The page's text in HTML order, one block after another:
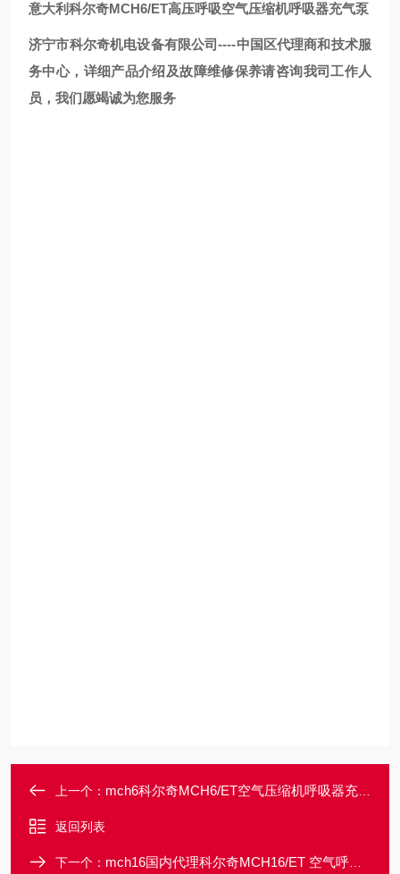
意大利科尔奇MCH6/ET高压呼吸空气压缩机呼吸器充气泵
济宁市科尔奇机电设备有限公司----中国区代理商和技术服
务中心，详细产品介绍及故障维修保养请咨询我司工作人
员，我们愿竭诚为您服务
上一个： mch6科尔奇MCH6/ET空气压缩机呼吸器充气泵
返回列表
下一个： mch16国内代理科尔奇MCH16/ET 空气呼吸器充气泵